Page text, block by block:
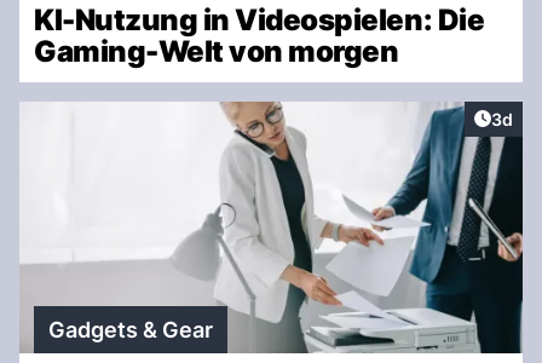
KI-Nutzung in Videospielen: Die
Gaming-Welt von morgen
3d
Gadgets & Gear